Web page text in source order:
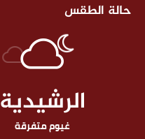
حالة الطقس
الرشيدية
غيوم متفرقة